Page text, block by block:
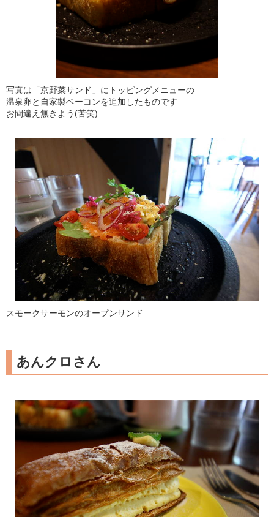
写真は「京野菜サンド」にトッピングメニューの
温泉卵と自家製ベーコンを追加したものです
お間違え無きよう(苦笑)
スモークサーモンのオープンサンド
あんクロさん